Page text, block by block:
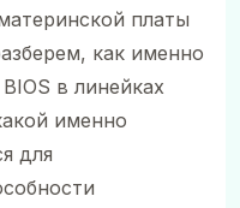
платы
как именно
в линейках
именно
для